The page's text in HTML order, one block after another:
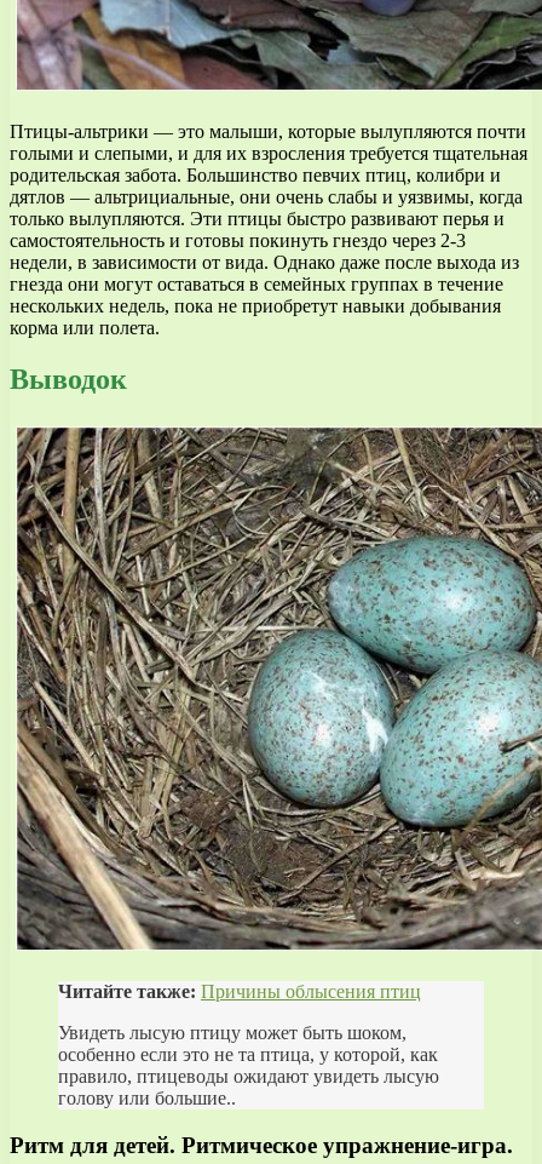
Птицы-альтрики — это малыши, которые вылупляются почти
голыми и слепыми, и для их взросления требуется тщательная
родительская забота. Большинство певчих птиц, колибри и
дятлов — альтрициальные, они очень слабы и уязвимы, когда
только вылупляются. Эти птицы быстро развивают перья и
самостоятельность и готовы покинуть гнездо через 2-3
недели, в зависимости от вида. Однако даже после выхода из
гнезда они могут оставаться в семейных группах в течение
нескольких недель, пока не приобретут навыки добывания
корма или полета.
Выводок
Читайте также: Причины облысения птиц
Увидеть лысую птицу может быть шоком,
особенно если это не та птица, у которой, как
правило, птицеводы ожидают увидеть лысую
голову или большие..
Ритм для детей. Ритмическое упражнение-игра.